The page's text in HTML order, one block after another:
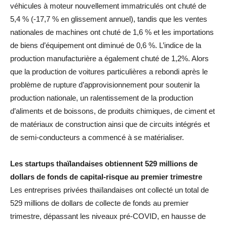
véhicules à moteur nouvellement immatriculés ont chuté de
5,4 % (-17,7 % en glissement annuel), tandis que les ventes
nationales de machines ont chuté de 1,6 % et les importations
de biens d’équipement ont diminué de 0,6 %. L’indice de la
production manufacturière a également chuté de 1,2%. Alors
que la production de voitures particulières a rebondi après le
problème de rupture d’approvisionnement pour soutenir la
production nationale, un ralentissement de la production
d’aliments et de boissons, de produits chimiques, de ciment et
de matériaux de construction ainsi que de circuits intégrés et
de semi-conducteurs a commencé à se matérialiser.
Les startups thaïlandaises obtiennent 529 millions de
dollars de fonds de capital-risque au premier trimestre
Les entreprises privées thaïlandaises ont collecté un total de
529 millions de dollars de collecte de fonds au premier
trimestre, dépassant les niveaux pré-COVID, en hausse de